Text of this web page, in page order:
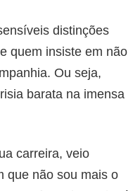
distinções
quem insiste em não
Ou seja,
barata na imensa
carreira, veio
que não sou mais o